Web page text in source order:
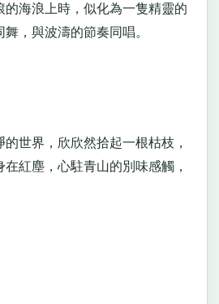
海浪上時，似化為一隻精靈的
，與波濤的節奏同唱。
世界，欣欣然拾起一根枯枝，
紅塵，心駐青山的別味感觸，